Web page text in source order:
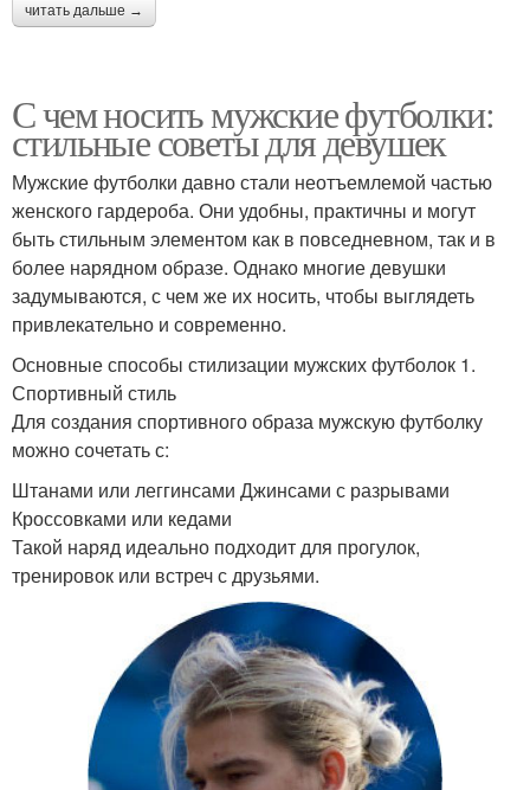
читать дальше →
С чем носить мужские футболки:
стильные советы для девушек
Мужские футболки давно стали неотъемлемой частью
женского гардероба. Они удобны, практичны и могут
быть стильным элементом как в повседневном, так и в
более нарядном образе. Однако многие девушки
задумываются, с чем же их носить, чтобы выглядеть
привлекательно и современно.
Основные способы стилизации мужских футболок 1.
Спортивный стиль
Для создания спортивного образа мужскую футболку
можно сочетать с:
Штанами или леггинсами Джинсами с разрывами
Кроссовками или кедами
Такой наряд идеально подходит для прогулок,
тренировок или встреч с друзьями.